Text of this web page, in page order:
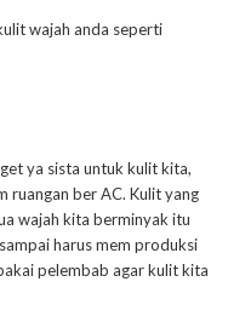
wajah anda seperti
ya sista untuk kulit kita,
ruangan ber AC. Kulit yang
wajah kita berminyak itu
harus mem produksi
pelembab agar kulit kita